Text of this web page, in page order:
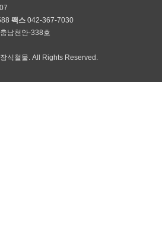
팩스 042-367-7030
남천안-338호
식철물. All Rights Reserved.